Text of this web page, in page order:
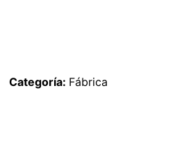
Categoría: Fábrica